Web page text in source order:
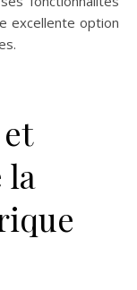
excellente option